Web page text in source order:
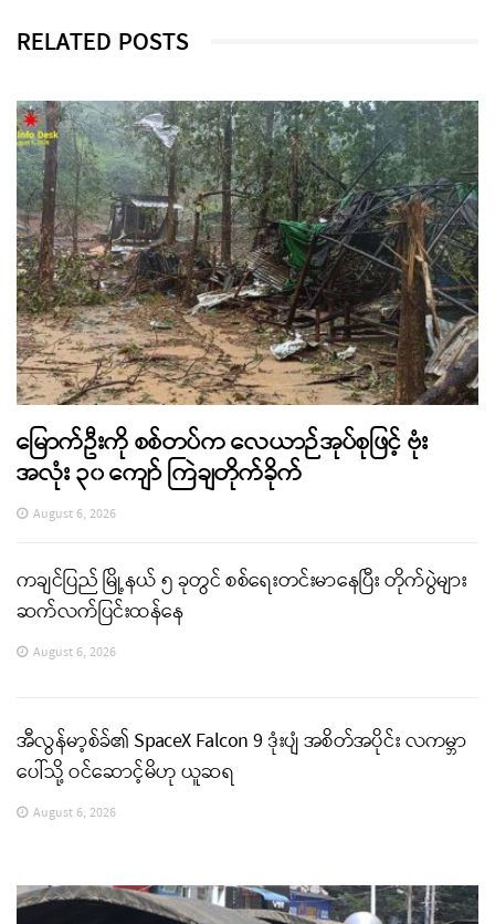
RELATED POSTS
မြောက်ဦးကို စစ်တပ်က လေယာဉ်အုပ်စုဖြင့် ဗုံး
အလုံး ၃၀ ကျော် ကြဲချတိုက်ခိုက်
August 6, 2026
ကချင်ပြည် မြို့နယ် ၅ ခုတွင် စစ်ရေးတင်းမာနေပြီး တိုက်ပွဲများ
ဆက်လက်ပြင်းထန်နေ
August 6, 2026
အီလွန်မာ့စ်ခ်၏ SpaceX Falcon 9 ဒုံးပျံ အစိတ်အပိုင်း လကမ္ဘာ
ပေါ်သို့ ဝင်ဆောင့်မိဟု ယူဆရ
August 6, 2026